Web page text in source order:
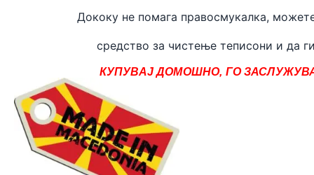
Дококу не помага правосмукалка,
средство за чистење теписони и да
КУПУВАЈ ДОМОШНО, ГО